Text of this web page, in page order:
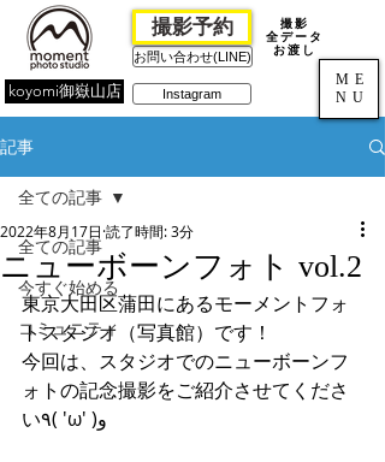
ME
NU
koyomi御嶽山店
撮影予約
お問い合わせ(LINE)
Instagram
撮影
全データ
お渡し
記事
全ての記事
今すぐ始める
コミュニティ
全ての記事
ニューボーンフォト vol.2
2022年8月17日 読了時間: 3分
東京大田区蒲田にあるモーメントフォ
トスタジオ（写真館）です！
今回は、スタジオでのニューボーンフ
ォトの記念撮影をご紹介させてくださ
い٩( 'ω' )و